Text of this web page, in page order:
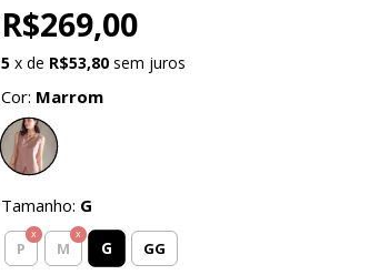
R$269,00
5 x de R$53,80 sem juros
Cor: Marrom
Tamanho: G
P M G GG